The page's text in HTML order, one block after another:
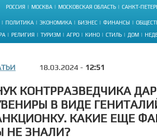
РОССИЯ МОСКВА МОСКОВСКАЯ ОБЛАСТЬ САНКТ-
ПОЛИТИКА ЭКОНОМИКА БИЗНЕС ФИНАНСЫ
РЕЛИГИЯ ТУРИЗМ АГРО КИНО СТИЛЬ ДОМ
18.03.2024 - 12:51
КОНТРРАЗВЕДЧИКА
В ВИДЕ
КАКИЕ ЕЩЕ
НЕ ЗНАЛИ?